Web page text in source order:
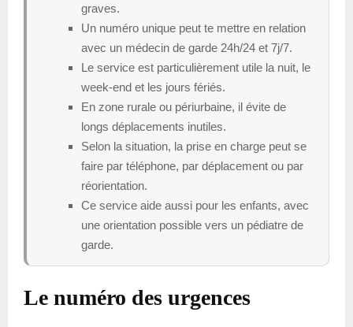
graves.
Un numéro unique peut te mettre en relation
avec un médecin de garde 24h/24 et 7j/7.
Le service est particulièrement utile la nuit, le
week-end et les jours fériés.
En zone rurale ou périurbaine, il évite de
longs déplacements inutiles.
Selon la situation, la prise en charge peut se
faire par téléphone, par déplacement ou par
réorientation.
Ce service aide aussi pour les enfants, avec
une orientation possible vers un pédiatre de
garde.
Le numéro des urgences